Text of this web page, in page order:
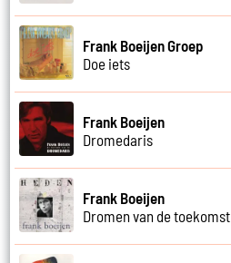
Frank Boeijen Groep
Doe iets
Frank Boeijen
Dromedaris
Frank Boeijen
Dromen van de toekomst